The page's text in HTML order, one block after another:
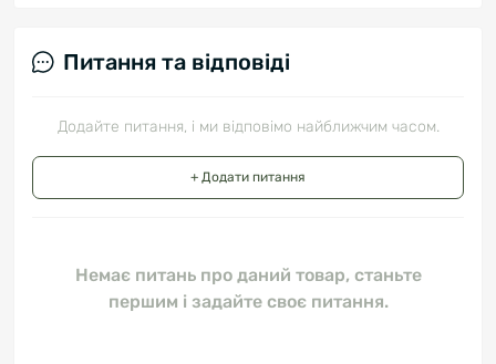
Питання та відповіді
Додайте питання, і ми відповімо найближчим часом.
+ Додати питання
Немає питань про даний товар, станьте
першим і задайте своє питання.